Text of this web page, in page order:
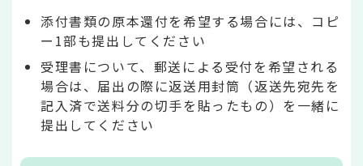
添付書類の原本還付を希望する場合には、コピ
ー1部も提出してください
受理書について、郵送による受付を希望される
場合は、届出の際に返送用封筒（返送先宛先を
記入済で送料分の切手を貼ったもの）を一緒に
提出してください